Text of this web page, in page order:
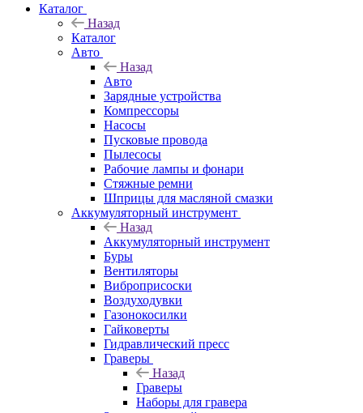
Каталог
Назад
Каталог
Авто
Назад
Авто
Зарядные устройства
Компрессоры
Насосы
Пусковые провода
Пылесосы
Рабочие лампы и фонари
Стяжные ремни
Шприцы для масляной смазки
Аккумуляторный инструмент
Назад
Аккумуляторный инструмент
Буры
Вентиляторы
Виброприсоски
Воздуходувки
Газонокосилки
Гайковерты
Гидравлический пресс
Граверы
Назад
Граверы
Наборы для гравера